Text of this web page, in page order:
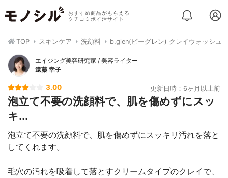
おすすめ商品がもらえる
クチコミポイ活サイト
TOP スキンケア 洗顔料 b.glen(ビーグレン) クレイウォッシュ
エイジング美容研究家 / 美容ライター
遠藤 幸子
3.00 更新日時：6ヶ月以上前
泡立て不要の洗顔料で、肌を傷めずにスッ
キ...
泡立て不要の洗顔料で、肌を傷めずにスッキリ汚れを落と
してくれます。
毛穴の汚れを吸着して落とすクリームタイプのクレイで、